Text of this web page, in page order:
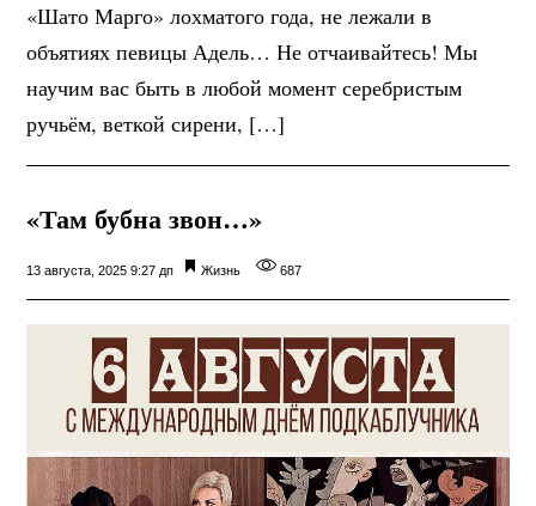
«Шато Марго» лохматого года, не лежали в
объятиях певицы Адель… Не отчаивайтесь! Мы
научим вас быть в любой момент серебристым
ручьём, веткой сирени, […]
«Там бубна звон…»
13 августа, 2025 9:27 дп Жизнь 687